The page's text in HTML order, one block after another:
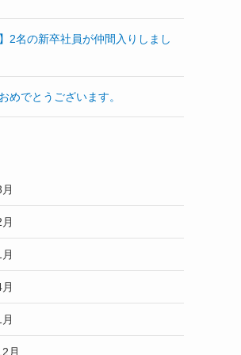
2名の新卒社員が仲間入りしまし
めでとうございます。
月